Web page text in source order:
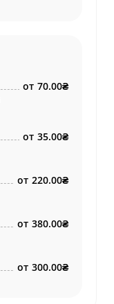
от 70.00₴
от 35.00₴
от 220.00₴
от 380.00₴
от 300.00₴